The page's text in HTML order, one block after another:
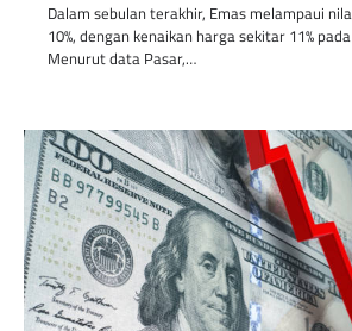
Dalam sebulan terakhir, Emas melampaui
10%, dengan kenaikan harga sekitar 11%
Menurut data Pasar,…